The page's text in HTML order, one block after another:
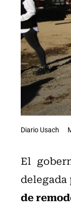
Diario Usach
El
de